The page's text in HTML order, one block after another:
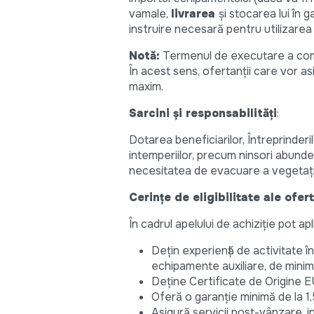
vamale, livrarea și stocarea lui în
instruire necesară pentru
Notă: Termenul de executare a
În acest sens, ofertanții care vor
maxim.
Sarcini și responsabilități:
Dotarea beneficiarilor,
intemperiilor, precum ninsori
necesitatea de evacuare a
Cerințe de eligibilitate ale
În cadrul apelului de achiziție pot
Dețin experiență de activitate
echipamente auxiliare, de
Deține Certificate de Origine
Oferă o garanție minimă de la